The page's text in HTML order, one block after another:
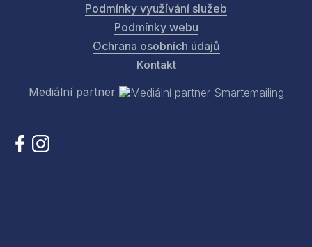
Podmínky využívání služeb
Podmínky webu
Ochrana osobních údajů
Kontakt
Mediální partner